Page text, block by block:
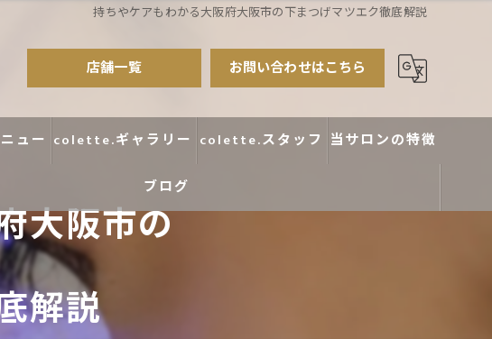
持ちやケアもわかる大阪府大阪市の下まつげマツエク徹底解説
店舗一覧 お問い合わせはこちら
ュー colette.ギャラリー colette.スタッフ 当サロンの特徴
ブログ
大阪市の
解説